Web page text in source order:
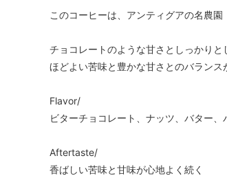
このコーヒーは、アンティグアの名農
チョコレートのような甘さとしっかりと
ほどよい苦味と豊かな甘さとのバラン
Flavor/
ビターチョコレート、ナッツ、バター、
Aftertaste/
香ばしい苦味と甘味が心地よく続く